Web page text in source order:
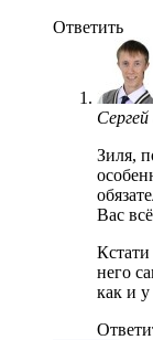
Ответить
Сергей
Зиля,
Вас
него
как и